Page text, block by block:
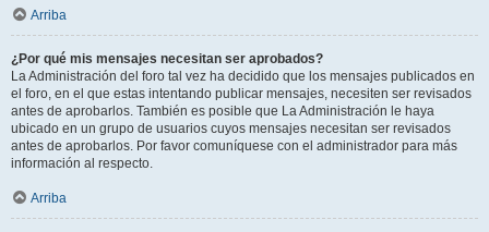
Arriba
¿Por qué mis mensajes necesitan ser aprobados?
La Administración del foro tal vez ha decidido que los mensajes publicados en
el foro, en el que estas intentando publicar mensajes, necesiten ser revisados
antes de aprobarlos. También es posible que La Administración le haya
ubicado en un grupo de usuarios cuyos mensajes necesitan ser revisados
antes de aprobarlos. Por favor comuníquese con el administrador para más
información al respecto.
Arriba